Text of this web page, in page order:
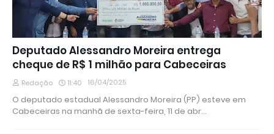
Deputado Alessandro Moreira entrega
cheque de R$ 1 milhão para Cabeceiras
Redação 11:40 16/04/2025
O deputado estadual Alessandro Moreira (PP) esteve em
Cabeceiras na manhã de sexta-feira, 11 de abr…